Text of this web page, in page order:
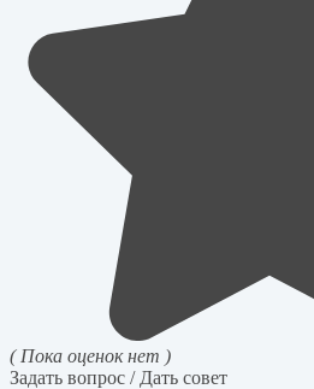
( Пока оценок нет )
Задать вопрос / Дать совет